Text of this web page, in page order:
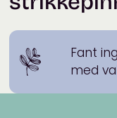
Fant
med